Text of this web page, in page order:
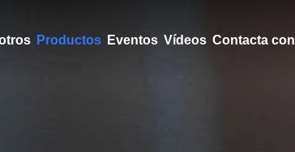
Productos Eventos Vídeos Contacta